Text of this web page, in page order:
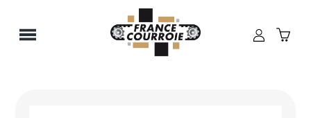
Panneau de gestion des cookies